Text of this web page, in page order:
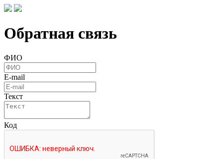
Обратная связь
ФИО
E-mail
Текст
Код